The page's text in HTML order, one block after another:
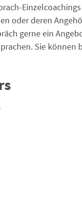
oder deren
gerne ein
Sie können